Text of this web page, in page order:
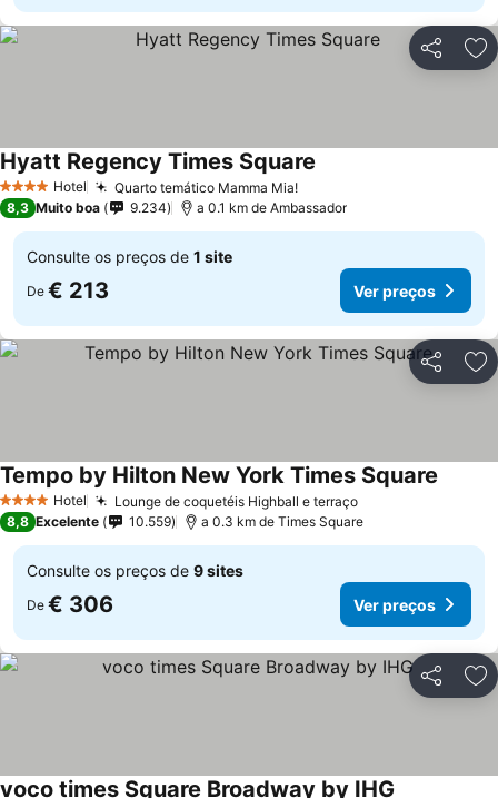
Partilhar
4 EstrelasHotel Quarto temático Mamma Mia!
Hyatt Regency Times Square
8,3 Muito boa 9.234 a 0.1 km de Ambassador
Consulte os preços de 1 site
De € 213 Ver preços
Partilhar
4 EstrelasHotel Lounge de coquetéis Highball e terraço
Tempo by Hilton New York Times Square
8,8 Excelente 10.559 a 0.3 km de Times Square
Consulte os preços de 9 sites
De € 306 Ver preços
Partilhar
voco times Square Broadway by IHG